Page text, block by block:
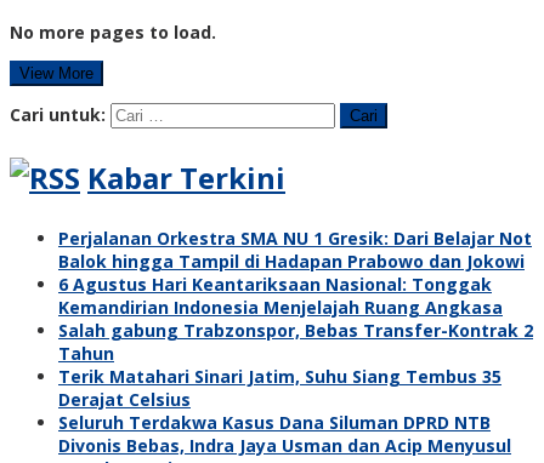
No more pages to load.
View More
Cari untuk:
Kabar Terkini
Perjalanan Orkestra SMA NU 1 Gresik: Dari Belajar Not
Balok hingga Tampil di Hadapan Prabowo dan Jokowi
6 Agustus Hari Keantariksaan Nasional: Tonggak
Kemandirian Indonesia Menjelajah Ruang Angkasa
Salah gabung Trabzonspor, Bebas Transfer-Kontrak 2
Tahun
Terik Matahari Sinari Jatim, Suhu Siang Tembus 35
Derajat Celsius
Seluruh Terdakwa Kasus Dana Siluman DPRD NTB
Divonis Bebas, Indra Jaya Usman dan Acip Menyusul